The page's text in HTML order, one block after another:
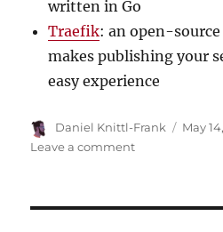
written in Go
Traefik: an open-
makes publishing your
easy experience
Author
Daniel Knittl-Frank
Posted
May
Leave a commenton